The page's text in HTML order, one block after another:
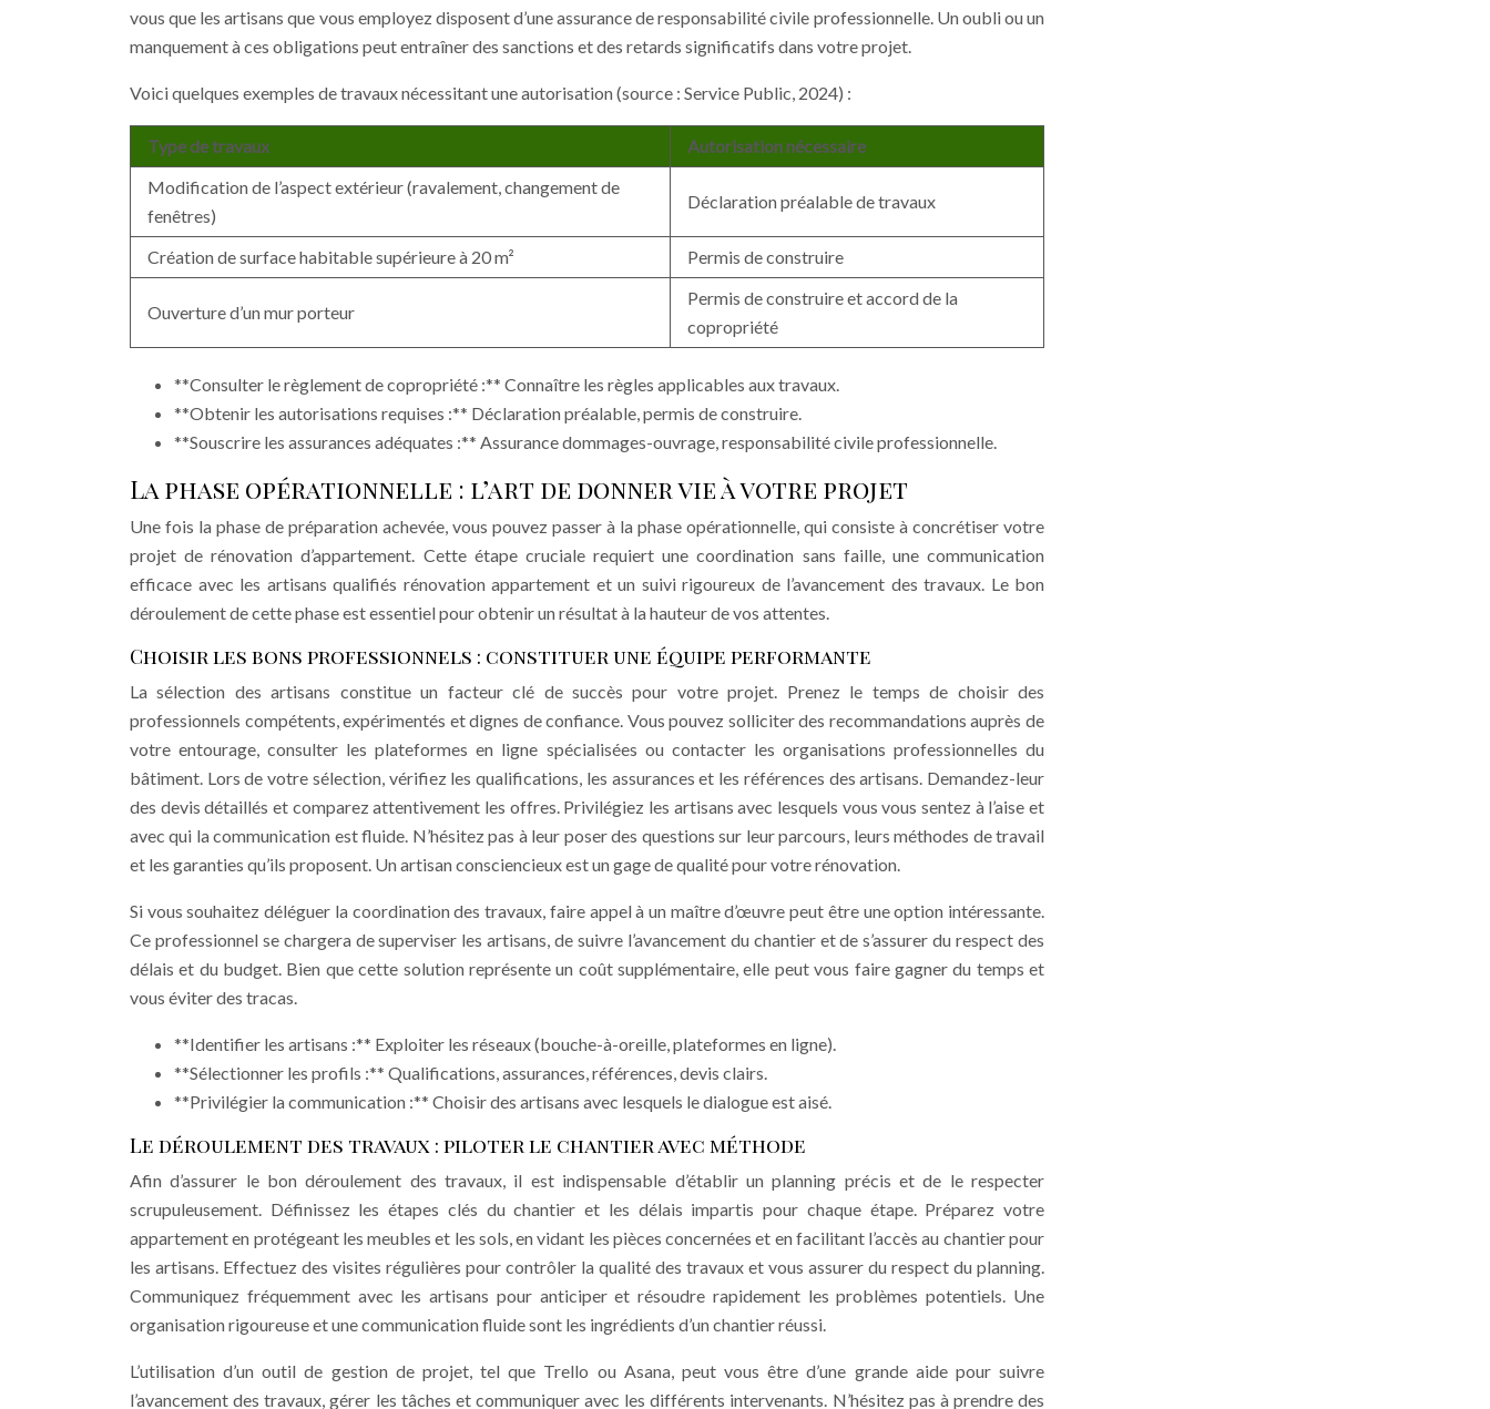
vous que les artisans que vous employez disposent d’une assurance de responsabilité civile professionnelle. Un oubli ou un
manquement à ces obligations peut entraîner des sanctions et des retards significatifs dans votre projet.
Voici quelques exemples de travaux nécessitant une autorisation (source : Service Public, 2024) :
Type de travaux
Autorisation nécessaire
Modification de l’aspect extérieur (ravalement, changement de
fenêtres)
Déclaration préalable de travaux
Création de surface habitable supérieure à 20 m² Permis de construire
Ouverture d’un mur porteur
Permis de construire et accord de la
copropriété
**Consulter le règlement de copropriété :** Connaître les règles applicables aux travaux.
**Obtenir les autorisations requises :** Déclaration préalable, permis de construire.
**Souscrire les assurances adéquates :** Assurance dommages-ouvrage, responsabilité civile professionnelle.
La phase opérationnelle : l’art de donner vie à votre projet
Une fois la phase de préparation achevée, vous pouvez passer à la phase opérationnelle, qui consiste à concrétiser votre
projet de rénovation d’appartement. Cette étape cruciale requiert une coordination sans faille, une communication
efficace avec les artisans qualifiés rénovation appartement et un suivi rigoureux de l’avancement des travaux. Le bon
déroulement de cette phase est essentiel pour obtenir un résultat à la hauteur de vos attentes.
Choisir les bons professionnels : constituer une équipe performante
La sélection des artisans constitue un facteur clé de succès pour votre projet. Prenez le temps de choisir des
professionnels compétents, expérimentés et dignes de confiance. Vous pouvez solliciter des recommandations auprès de
votre entourage, consulter les plateformes en ligne spécialisées ou contacter les organisations professionnelles du
bâtiment. Lors de votre sélection, vérifiez les qualifications, les assurances et les références des artisans. Demandez-leur
des devis détaillés et comparez attentivement les offres. Privilégiez les artisans avec lesquels vous vous sentez à l’aise et
avec qui la communication est fluide. N’hésitez pas à leur poser des questions sur leur parcours, leurs méthodes de travail
et les garanties qu’ils proposent. Un artisan consciencieux est un gage de qualité pour votre rénovation.
Si vous souhaitez déléguer la coordination des travaux, faire appel à un maître d’œuvre peut être une option intéressante.
Ce professionnel se chargera de superviser les artisans, de suivre l’avancement du chantier et de s’assurer du respect des
délais et du budget. Bien que cette solution représente un coût supplémentaire, elle peut vous faire gagner du temps et
vous éviter des tracas.
**Identifier les artisans :** Exploiter les réseaux (bouche-à-oreille, plateformes en ligne).
**Sélectionner les profils :** Qualifications, assurances, références, devis clairs.
**Privilégier la communication :** Choisir des artisans avec lesquels le dialogue est aisé.
Le déroulement des travaux : piloter le chantier avec méthode
Afin d’assurer le bon déroulement des travaux, il est indispensable d’établir un planning précis et de le respecter
scrupuleusement. Définissez les étapes clés du chantier et les délais impartis pour chaque étape. Préparez votre
appartement en protégeant les meubles et les sols, en vidant les pièces concernées et en facilitant l’accès au chantier pour
les artisans. Effectuez des visites régulières pour contrôler la qualité des travaux et vous assurer du respect du planning.
Communiquez fréquemment avec les artisans pour anticiper et résoudre rapidement les problèmes potentiels. Une
organisation rigoureuse et une communication fluide sont les ingrédients d’un chantier réussi.
L’utilisation d’un outil de gestion de projet, tel que Trello ou Asana, peut vous être d’une grande aide pour suivre
l’avancement des travaux, gérer les tâches et communiquer avec les différents intervenants. N’hésitez pas à prendre des